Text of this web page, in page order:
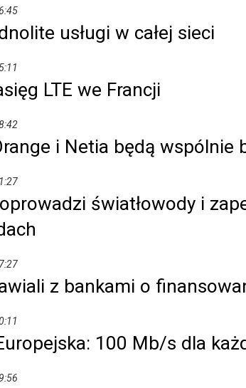
usługi w całej sieci
LTE we Francji
i Netia będą wspólnie
światłowody i
z bankami o
100 Mb/s dla